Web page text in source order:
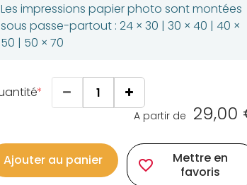
Les impressions papier photo sont montées
sous passe-partout : 24 × 30 | 30 × 40 | 40 ×
50 | 50 × 70
A partir de 29,00
Ajouter au panier favorite_border
Mettre en
favoris